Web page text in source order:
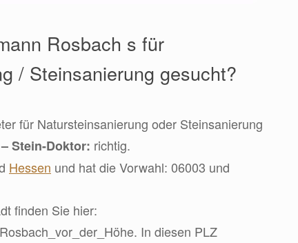
Rosbach s für
/ Steinsanierung gesucht?
für Natursteinsanierung oder Steinsanierung
– Stein-Doktor: richtig.
Hessen und hat die Vorwahl: 06003 und
finden Sie hier:
In diesen PLZ